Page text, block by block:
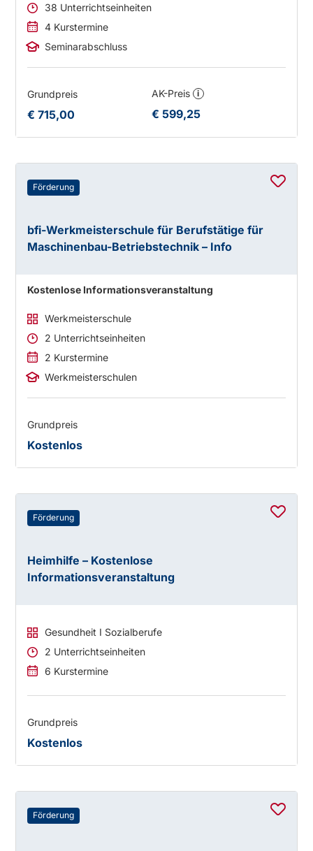
38 Unterrichtseinheiten
4 Kurstermine
Seminarabschluss
Grundpreis
€ 715,00
AK-Preis i
€ 599,25
Förderung
bfi-Werkmeisterschule für Berufstätige für
Maschinenbau-Betriebstechnik – Info
Kostenlose Informationsveranstaltung
Werkmeisterschule
2 Unterrichtseinheiten
2 Kurstermine
Werkmeisterschulen
Grundpreis
Kostenlos
Förderung
Heimhilfe – Kostenlose
Informationsveranstaltung
Gesundheit I Sozialberufe
2 Unterrichtseinheiten
6 Kurstermine
Grundpreis
Kostenlos
Förderung